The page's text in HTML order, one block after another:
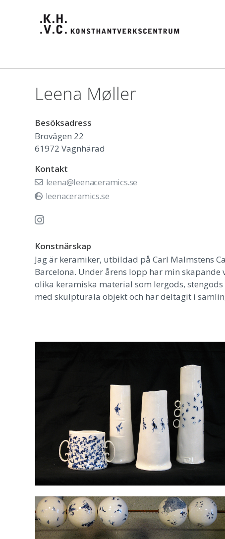
Leena Møller
Besöksadress
Brovägen 22
61972 Vagnhärad
Kontakt
leena@leenaceramics.se
leenaceramics.se
Konstnärskap
Jag är keramiker, utbildad på Carl Malmstens
Barcelona. Under årens lopp har min
olika keramiska material som lergods,
med skulpturala objekt och har deltagit i